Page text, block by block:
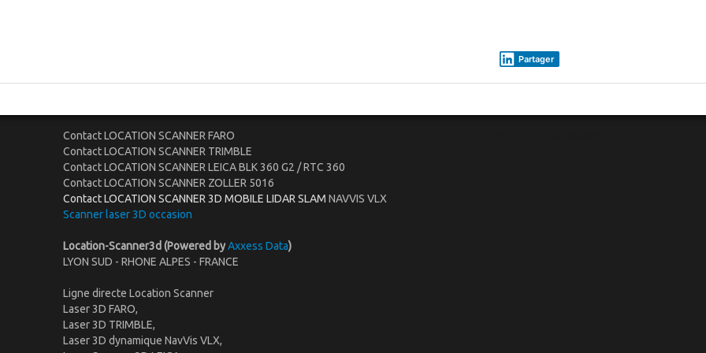
Partager
Contact LOCATION SCANNER FARO
Contact LOCATION SCANNER TRIMBLE
Contact LOCATION SCANNER LEICA BLK 360 G2 / RTC 360
Contact LOCATION SCANNER ZOLLER 5016
Contact LOCATION SCANNER 3D MOBILE LIDAR SLAM NAVVIS VLX
Scanner laser 3D occasion
Location-Scanner3d (Powered byAxxess Data)
LYON SUD - RHONE ALPES - FRANCE
Ligne directe Location Scanner
Laser 3D FARO,
Laser 3D TRIMBLE,
Laser 3D dynamique NavVis VLX,